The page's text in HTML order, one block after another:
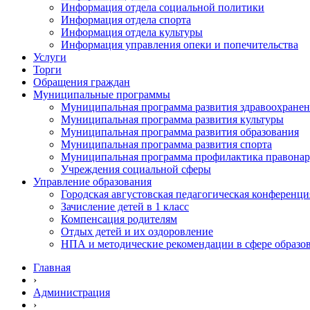
Информация отдела социальной политики
Информация отдела спорта
Информация отдела культуры
Информация управления опеки и попечительства
Услуги
Торги
Обращения граждан
Муниципальные программы
Муниципальная программа развития
Муниципальная программа развития культуры
Муниципальная программа развития образования
Муниципальная программа развития спорта
Муниципальная программа профилактика
Учреждения социальной сферы
Управление образования
Городская августовская педагогическая
Зачисление детей в 1 класс
Компенсация родителям
Отдых детей и их оздоровление
НПА и методические рекомендации в сфере
Главная
›
Администрация
›